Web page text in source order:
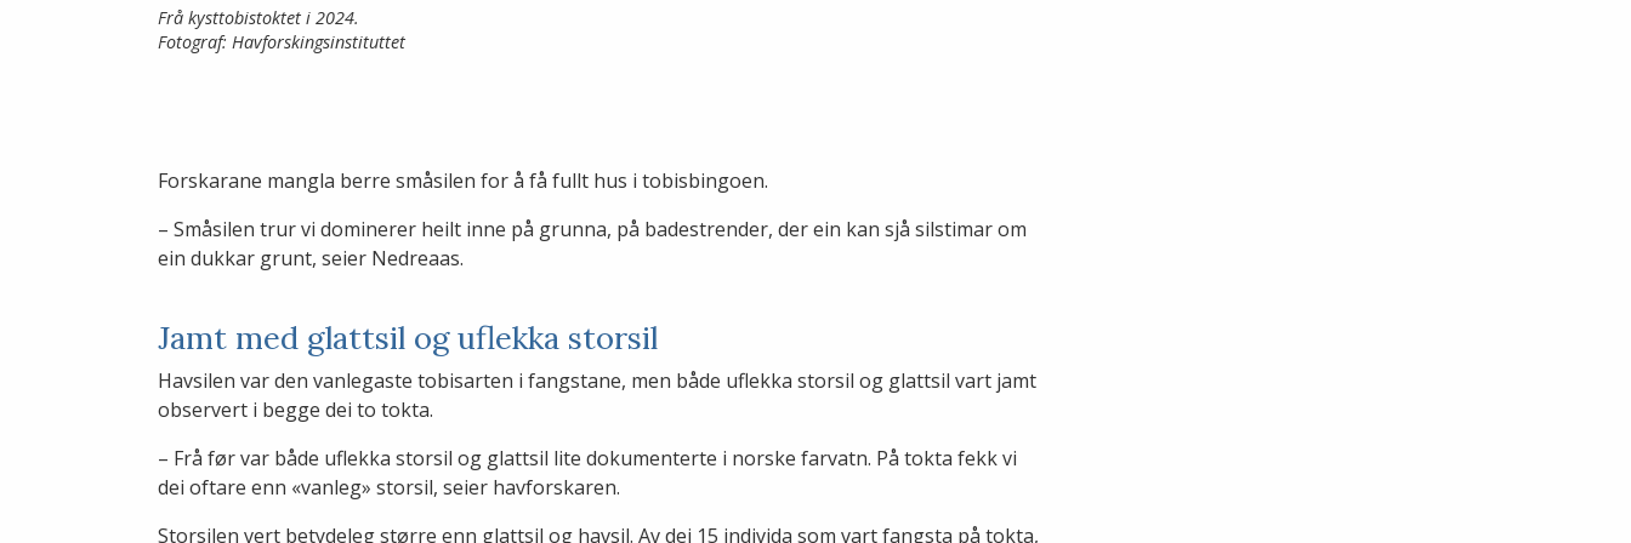
Frå kysttobistoktet i 2024.
Fotograf: Havforskingsinstituttet
Forskarane mangla berre småsilen for å få fullt hus i tobisbingoen.
– Småsilen trur vi dominerer heilt inne på grunna, på badestrender, der ein kan sjå silstimar om
ein dukkar grunt, seier Nedreaas.
Jamt med glattsil og uflekka storsil
Havsilen var den vanlegaste tobisarten i fangstane, men både uflekka storsil og glattsil vart jamt
observert i begge dei to tokta.
– Frå før var både uflekka storsil og glattsil lite dokumenterte i norske farvatn. På tokta fekk vi
dei oftare enn «vanleg» storsil, seier havforskaren.
Storsilen vert betydeleg større enn glattsil og havsil. Av dei 15 individa som vart fangsta på tokta,